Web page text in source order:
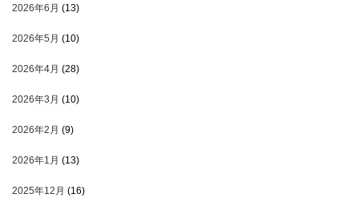
2026年6月 (13)
2026年5月 (10)
2026年4月 (28)
2026年3月 (10)
2026年2月 (9)
2026年1月 (13)
2025年12月 (16)